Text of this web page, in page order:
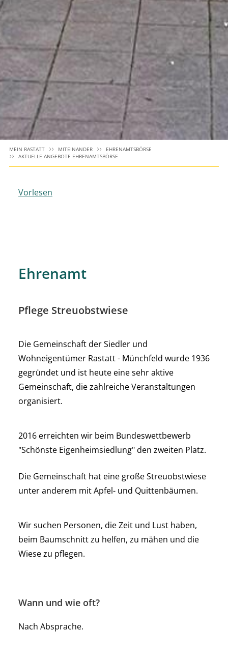
MEIN RASTATT MITEINANDER
EHRENAMTSBÖRSE
AKTUELLE ANGEBOTE EHRENAMTSBÖRSE
Vorlesen
Ehrenamt
Pflege Streuobstwiese
Die Gemeinschaft der Siedler und
Wohneigentümer Rastatt - Münchfeld wurde 1936
gegründet und ist heute eine sehr aktive
Gemeinschaft, die zahlreiche Veranstaltungen
organisiert.
2016 erreichten wir beim Bundeswettbewerb
"Schönste Eigenheimsiedlung" den zweiten Platz.
Die Gemeinschaft hat eine große Streuobstwiese
unter anderem mit Apfel- und Quittenbäumen.
Wir suchen Personen, die Zeit und Lust haben,
beim Baumschnitt zu helfen, zu mähen und die
Wiese zu pflegen.
Wann und wie oft?
Nach Absprache.